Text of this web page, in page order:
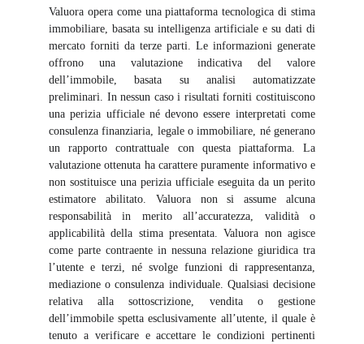
Valuora opera come una piattaforma tecnologica di stima
immobiliare, basata su intelligenza artificiale e su dati di
mercato forniti da terze parti. Le informazioni generate
offrono una valutazione indicativa del valore
dell’immobile, basata su analisi automatizzate
preliminari. In nessun caso i risultati forniti costituiscono
una perizia ufficiale né devono essere interpretati come
consulenza finanziaria, legale o immobiliare, né generano
un rapporto contrattuale con questa piattaforma. La
valutazione ottenuta ha carattere puramente informativo e
non sostituisce una perizia ufficiale eseguita da un perito
estimatore abilitato. Valuora non si assume alcuna
responsabilità in merito all’accuratezza, validità o
applicabilità della stima presentata. Valuora non agisce
come parte contraente in nessuna relazione giuridica tra
l’utente e terzi, né svolge funzioni di rappresentanza,
mediazione o consulenza individuale. Qualsiasi decisione
relativa alla sottoscrizione, vendita o gestione
dell’immobile spetta esclusivamente all’utente, il quale è
tenuto a verificare e accettare le condizioni pertinenti